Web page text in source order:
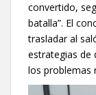
convertido,
batalla”. El
trasladar al
estrategias de
los problemas